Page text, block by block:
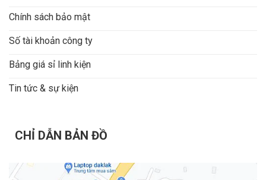
Chính sách bảo mật
Số tài khoản công ty
Bảng giá sỉ linh kiện
Tin tức & sự kiện
CHỈ DẪN BẢN ĐỒ